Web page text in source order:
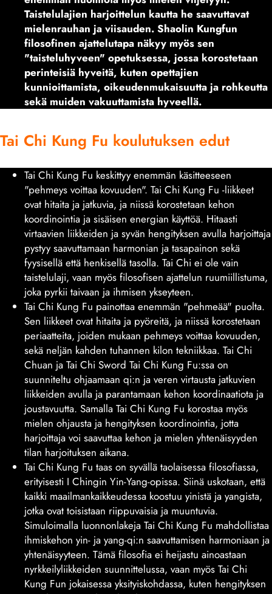
Taistelulajien harjoittelun kautta he saavuttavat
mielenrauhan ja viisauden. Shaolin Kungfun
filosofinen ajattelutapa näkyy myös sen
"taisteluhyveen" opetuksessa, jossa korostetaan
perinteisiä hyveitä, kuten opettajien
kunnioittamista, oikeudenmukaisuutta ja rohkeutta
sekä muiden vakuuttamista hyveellä.
Tai Chi Kung Fu koulutuksen edut
Tai Chi Kung Fu keskittyy enemmän käsitteeseen
"pehmeys voittaa kovuuden". Tai Chi Kung Fu -liikkeet
ovat hitaita ja jatkuvia, ja niissä korostetaan kehon
koordinointia ja sisäisen energian käyttöä. Hitaasti
virtaavien liikkeiden ja syvän hengityksen avulla harjoittaja
pystyy saavuttamaan harmonian ja tasapainon sekä
fyysisellä että henkisellä tasolla. Tai Chi ei ole vain
taistelulaji, vaan myös filosofisen ajattelun ruumiillistuma,
joka pyrkii taivaan ja ihmisen ykseyteen.
Tai Chi Kung Fu painottaa enemmän "pehmeää" puolta.
Sen liikkeet ovat hitaita ja pyöreitä, ja niissä korostetaan
periaatteita, joiden mukaan pehmeys voittaa kovuuden,
sekä neljän kahden tuhannen kilon tekniikkaa. Tai Chi
Chuan ja Tai Chi Sword Tai Chi Kung Fu:ssa on
suunniteltu ohjaamaan qi:n ja veren virtausta jatkuvien
liikkeiden avulla ja parantamaan kehon koordinaatiota ja
joustavuutta. Samalla Tai Chi Kung Fu korostaa myös
mielen ohjausta ja hengityksen koordinointia, jotta
harjoittaja voi saavuttaa kehon ja mielen yhtenäisyyden
tilan harjoituksen aikana.
Tai Chi Kung Fu taas on syvällä taolaisessa filosofiassa,
erityisesti I Chingin Yin-Yang-opissa. Siinä uskotaan, että
kaikki maailmankaikkeudessa koostuu yinistä ja yangista,
jotka ovat toisistaan riippuvaisia ja muuntuvia.
Simuloimalla luonnonlakeja Tai Chi Kung Fu mahdollistaa
ihmiskehon yin- ja yang-qi:n saavuttamisen harmoniaan ja
yhtenäisyyteen. Tämä filosofia ei heijastu ainoastaan
nyrkkeilyliikkeiden suunnittelussa, vaan myös Tai Chi
Kung Fun jokaisessa yksityiskohdassa, kuten hengityksen